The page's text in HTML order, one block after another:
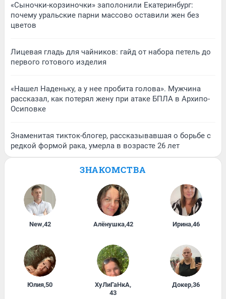
«Сыночки-корзиночки» заполонили Екатеринбург:
почему уральские парни массово оставили жен без
цветов
Лицевая гладь для чайников: гайд от набора петель до
первого готового изделия
«Нашел Наденьку, а у нее пробита голова». Мужчина
рассказал, как потерял жену при атаке БПЛА в Архипо-
Осиповке
Знаменитая тикток-блогер, рассказывавшая о борьбе с
редкой формой рака, умерла в возрасте 26 лет
ЗНАКОМСТВА
New,42 Алёнушка,42 Ирина,46
Юлия,50 ХуЛиГаНкА,
43
Докер,36